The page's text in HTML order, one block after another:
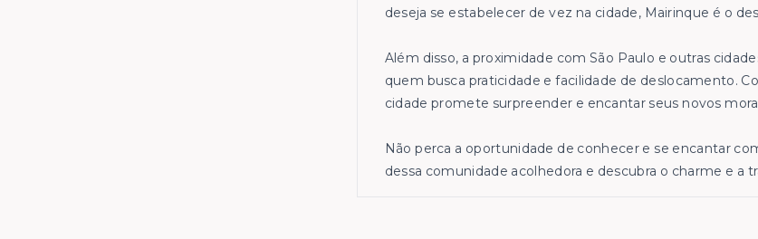
deseja se estabelecer de vez na cidade, Mairinque é o
Além disso, a proximidade com São Paulo e outras
quem busca praticidade e facilidade de deslocamento.
cidade promete surpreender e encantar seus novos
Não perca a oportunidade de conhecer e se encantar
dessa comunidade acolhedora e descubra o charme e a